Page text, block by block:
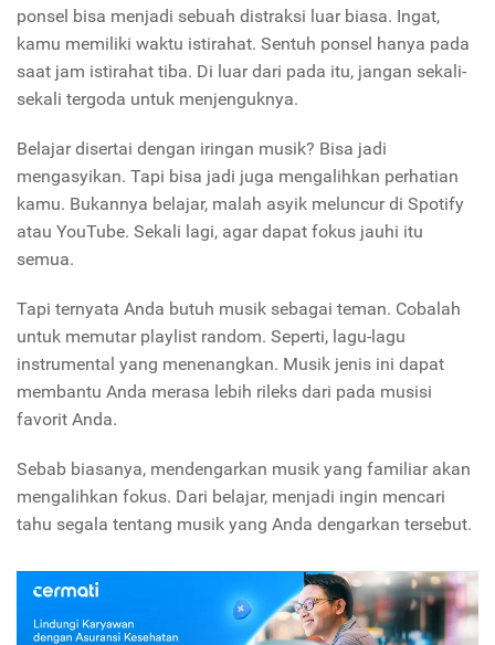
ponsel bisa menjadi sebuah distraksi luar biasa. Ingat,
kamu memiliki waktu istirahat. Sentuh ponsel hanya pada
saat jam istirahat tiba. Di luar dari pada itu, jangan sekali-
sekali tergoda untuk menjenguknya.
Belajar disertai dengan iringan musik? Bisa jadi
mengasyikan. Tapi bisa jadi juga mengalihkan perhatian
kamu. Bukannya belajar, malah asyik meluncur di Spotify
atau YouTube. Sekali lagi, agar dapat fokus jauhi itu
semua.
Tapi ternyata Anda butuh musik sebagai teman. Cobalah
untuk memutar playlist random. Seperti, lagu-lagu
instrumental yang menenangkan. Musik jenis ini dapat
membantu Anda merasa lebih rileks dari pada musisi
favorit Anda.
Sebab biasanya, mendengarkan musik yang familiar akan
mengalihkan fokus. Dari belajar, menjadi ingin mencari
tahu segala tentang musik yang Anda dengarkan tersebut.